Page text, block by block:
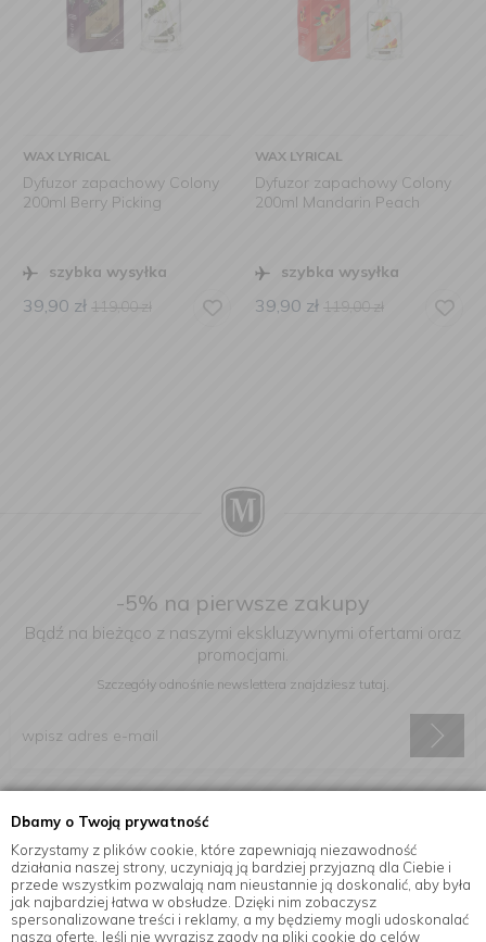
Dbamy o Twoją prywatność
Korzystamy z plików cookie, które zapewniają niezawodność
działania naszej strony, uczyniają ją bardziej przyjazną dla Ciebie i
przede wszystkim pozwalają nam nieustannie ją doskonalić, aby była
jak najbardziej łatwa w obsłudze. Dzięki nim zobaczysz
spersonalizowane treści i reklamy, a my będziemy mogli udoskonalać
naszą ofertę. Jeśli nie wyrazisz zgody na pliki cookie do celów
WAX LYRICAL
Dyfuzor zapachowy Colony
200ml Berry Picking
szybka wysyłka
39,90 zł 119,00zł
WAX LYRICAL
Dyfuzor zapachowy Colony
200ml Mandarin Peach
szybka wysyłka
39,90 zł 119,00zł
-5% na pierwsze zakupy
Bądź na bieżąco z naszymi ekskluzywnymi ofertami oraz
promocjami.
Szczegóły odnośnie newslettera znajdziesz tutaj.
elektroniczną na podany adres e-mail.
Informacje